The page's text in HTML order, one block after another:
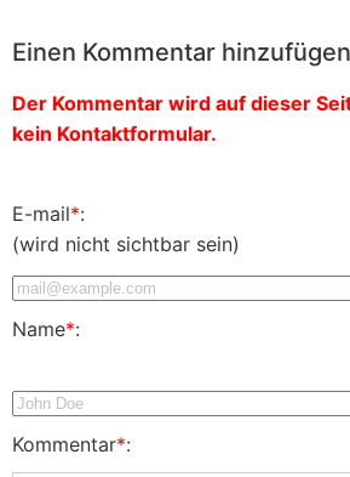
Einen Kommentar hinzufügen
Der Kommentar wird auf dieser
kein Kontaktformular.
E-mail*:
(wird nicht sichtbar sein)
Name*:
Kommentar*: